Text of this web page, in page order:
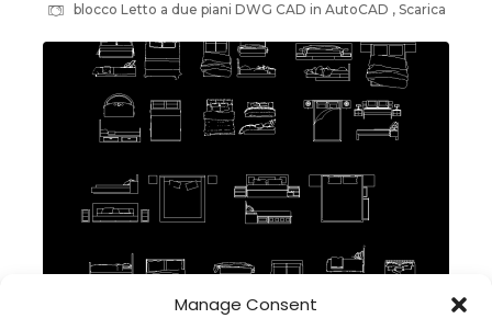
Manage Consent
blocco Letto a due piani DWG CAD in AutoCAD , Scarica